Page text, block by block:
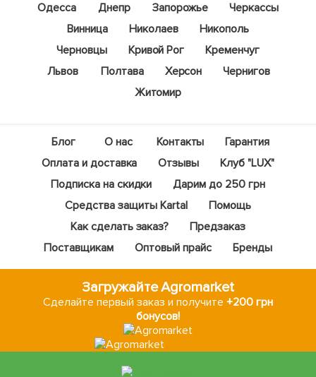
Одесса
Днепр Запорожье
Черкассы
Винница
Николаев
Никополь
Черновцы
Кривой Рог
Кременчуг
Львов
Полтава Херсон
Чернигов
Житомир
Блог О нас Контакты
Гарантия
Оплата и доставка
Отзывы
Клуб "LUX"
Подписка на скидки
Дарим до 250 грн
Средства защиты Kartal
Помощь
Как сделать заказ?
Предзаказ
Поставщикам
Оптовый прайс Бренды
Загружайте Agromarket
Сделайте первый заказ и получите +200 грн
бонусов!